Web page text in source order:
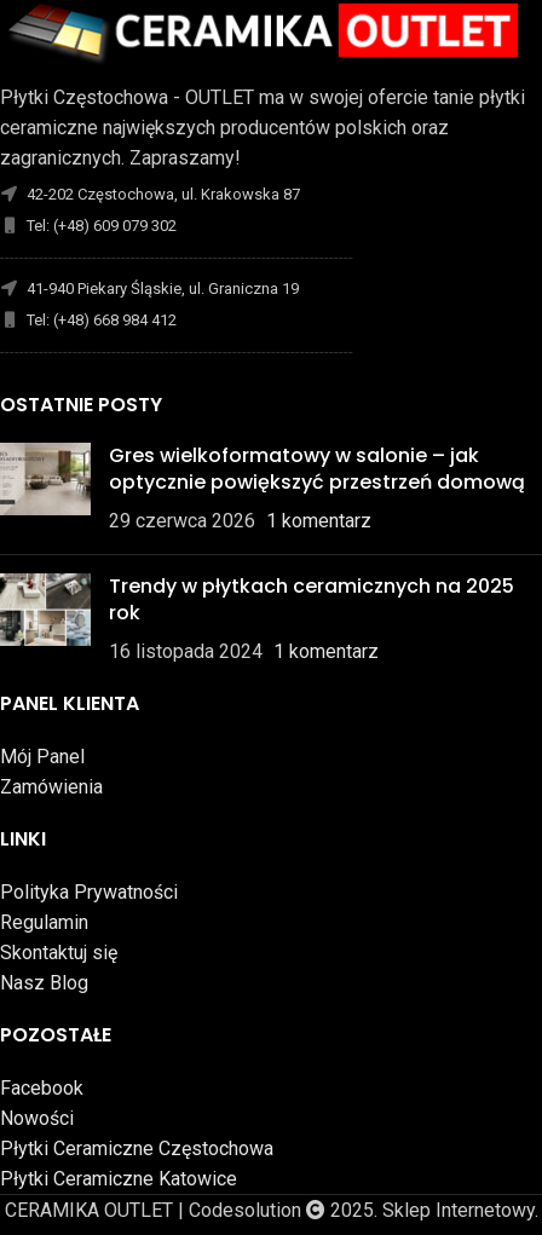
Płytki Częstochowa - OUTLET ma w swojej ofercie tanie płytki
ceramiczne największych producentów polskich oraz
zagranicznych. Zapraszamy!
42-202 Częstochowa, ul. Krakowska 87
Tel: (+48) 609 079 302
-------------------------------------------------------------------------
41-940 Piekary Śląskie, ul. Graniczna 19
Tel: (+48) 668 984 412
-------------------------------------------------------------------------
OSTATNIE POSTY
Gres wielkoformatowy w salonie – jak
optycznie powiększyć przestrzeń domową
29 czerwca 2026 1 komentarz
Trendy w płytkach ceramicznych na 2025
rok
16 listopada 2024 1 komentarz
PANEL KLIENTA
Mój Panel
Zamówienia
LINKI
Polityka Prywatności
Regulamin
Skontaktuj się
Nasz Blog
POZOSTAŁE
Facebook
Nowości
Płytki Ceramiczne Częstochowa
Płytki Ceramiczne Katowice
CERAMIKA OUTLET | Codesolution
2025. Sklep Internetowy.